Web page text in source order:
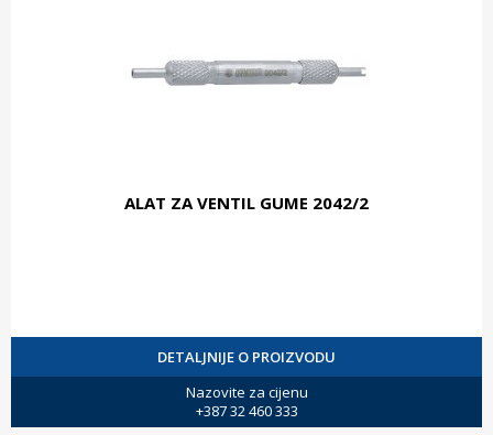
ALAT ZA VENTIL GUME 2042/2
DETALJNIJE O PROIZVODU
Nazovite za cijenu
+387 32 460 333